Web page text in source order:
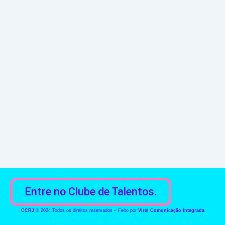
Entre no Clube de Talentos.
CCRJ© 2024 Todos os direitos reservados – Feito por Viral Comunicação Integrada